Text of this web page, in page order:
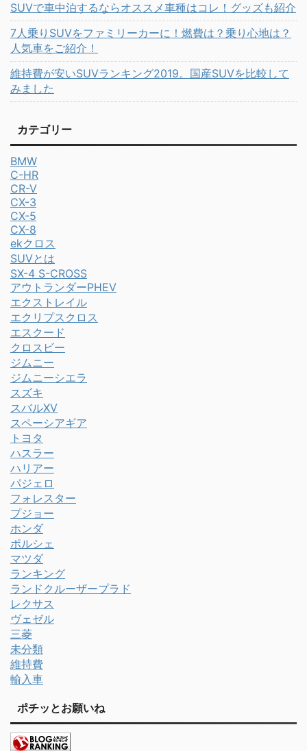
SUVで車中泊するならオススメ車種はコレ！グッズも紹介
7人乗りSUVをファミリーカーに！燃費は？乗り心地は？
人気車をご紹介！
維持費が安いSUVランキング2019。国産SUVを比較して
みました
カテゴリー
BMW
C-HR
CR-V
CX-3
CX-5
CX-8
ekクロス
SUVとは
SX-4 S-CROSS
アウトランダーPHEV
エクストレイル
エクリプスクロス
エスクード
クロスビー
ジムニー
ジムニーシエラ
スズキ
スバルXV
スペーシアギア
トヨタ
ハスラー
ハリアー
パジェロ
フォレスター
プジョー
ホンダ
ポルシェ
マツダ
ランキング
ランドクルーザープラド
レクサス
ヴェゼル
三菱
未分類
維持費
輸入車
ポチッとお願いね